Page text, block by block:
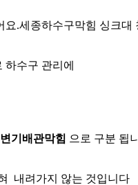
요.세종하수구막힘 싱크대
수구 관리에
기배관막힘 으로 구분 됩
내려가지 않는 것입니다